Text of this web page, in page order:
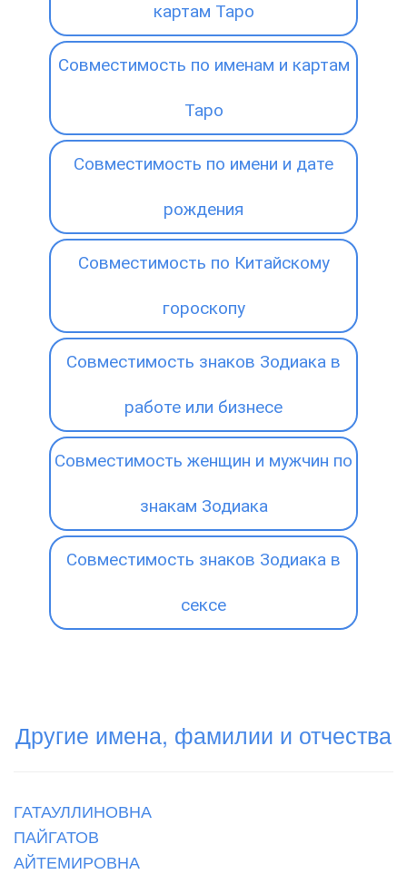
картам Таро
Совместимость по именам и картам
Таро
Совместимость по имени и дате
рождения
Совместимость по Китайскому
гороскопу
Совместимость знаков Зодиака в
работе или бизнесе
Совместимость женщин и мужчин по
знакам Зодиака
Совместимость знаков Зодиака в
сексе
Другие имена, фамилии и отчества
ГАТАУЛЛИНОВНА
ПАЙГАТОВ
АЙТЕМИРОВНА